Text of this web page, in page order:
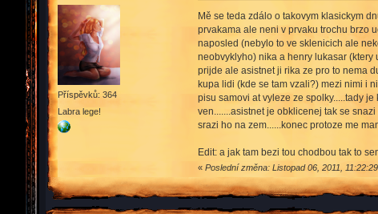
Příspěvků: 364
Labra lege!
Mě se teda zdálo o takovym klasickym
prvakama ale neni v prvaku trochu brzo
naposled (nebylo to ve sklenicich ale
neobvyklyho) nika a henry lukasar (ktery
prijde ale asistnet ji rika ze pro to nema
kupa lidi (kde se tam vzali?) mezi nimi i
pisu samovi at vyleze ze spolky.....tady
ven.......asistnet je obklicenej tak se
srazi ho na zem......konec protoze me
Edit: a jak tam bezi tou chodbou tak to
« Poslední změna: Listopad 06, 2011,